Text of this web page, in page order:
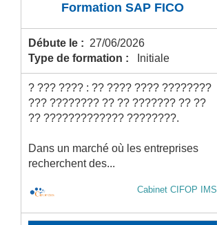
Formation SAP FICO
Débute le : 27/06/2026
Type de formation :
Initiale
? ??? ???? : ?? ???? ???? ????????
??? ???????? ?? ?? ??????? ?? ??
?? ????????????? ????????.
Dans un marché où les entreprises
recherchent des...
Cabinet CIFOP IMS